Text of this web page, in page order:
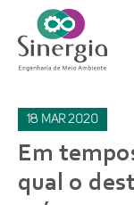
18 mar2020
Em
qual o